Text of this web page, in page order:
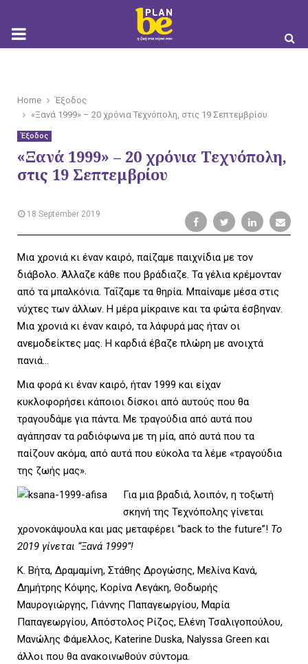
M
O
B
L
E
M
N
U
Home
Έξοδος
«Ξανά 1999» – 20 χρόνια Τεχνόπολη, στις 19 Σεπτεμβρίου
Έξοδος
«Ξανά 1999» – 20 χρόνια Τεχνόπολη,
στις 19 Σεπτεμβρίου
18 September 2019
Μια χρονιά κι έναν καιρό, παίζαμε παιχνίδια με τον
διάβολο. Άλλαζε κάθε που βράδιαζε. Τα γέλια κρέμονταν
από τα μπαλκόνια. Ταΐζαμε τα θηρία. Μπαίναμε μέσα στις
νύχτες των άλλων. Η μέρα μίκραινε και τα φώτα έσβηναν.
Μια χρονιά κι έναν καιρό, τα λάφυρά μας ήταν οι
ανεμοδείκτες μας. Η καρδιά έβαζε πλώρη με ανοιχτά
πανιά…
Μια φορά κι έναν καιρό, ήταν 1999 και είχαν
κυκλοφορήσει κάποιοι δίσκοι από αυτούς που θα
τραγουδάμε για πάντα. Mε τραγούδια από αυτά που
αγάπησαν τα ραδιόφωνα με τη μία, από αυτά που τα
παίζουν ακόμα, από αυτά που εύκολα τα λέμε «τραγούδια
της ζωής μας».
Για μια βραδιά, λοιπόν, η τοξωτή
σκηνή της Τεχνόπολης γίνεται
χρονοκάψουλα και μας μεταφέρει “back to the future”! To
2019 γίνεται “Ξανά 1999”!
Κ. Βήτα, Δραμαμίνη, Στάθης Δρογώσης, Μελίνα Κανά,
Δημήτρης Κόψης, Κορίνα Λεγάκη, Θοδωρής
Μαυρογιώργης, Γιάννης Παπαγεωργίου, Μαρία
Παπαγεωργίου, Απόστολος Ρίζος, Ελένη Τσαλιγοπούλου,
Μανώλης Φάμελλος, Katerine Duska, Nalyssa Green και
άλλοι που θα ανακοινωθούν σύντομα.